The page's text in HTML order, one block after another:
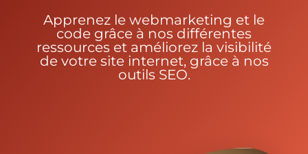
Apprenez le webmarketing et le
code grâce à nos différentes
ressources et améliorez la visibilité
de votre site internet, grâce à nos
outils SEO.